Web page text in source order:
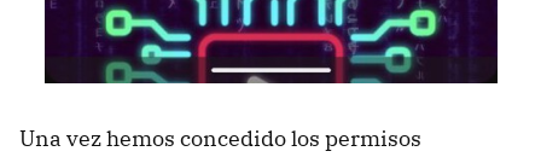
Una vez hemos concedido los permisos